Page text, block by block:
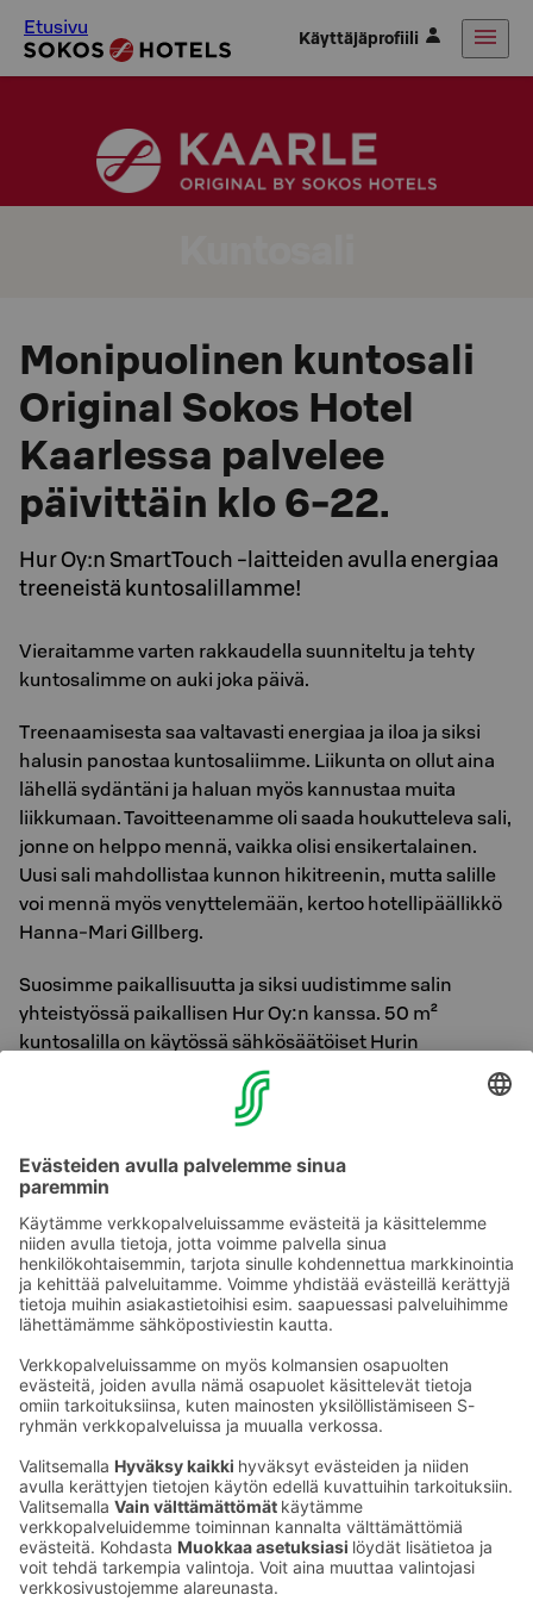
Etusivu Käyttäjäprofiili
Monipuolinen kuntosali
Original Sokos Hotel
Kaarlessa palvelee
päivittäin klo 6-22.
Hur Oy:n SmartTouch -laitteiden avulla energiaa
treeneistä kuntosalillamme!
Vieraitamme varten rakkaudella suunniteltu ja tehty
kuntosalimme on auki joka päivä.
Treenaamisesta saa valtavasti energiaa ja iloa ja siksi
halusin panostaa kuntosaliimme. Liikunta on ollut aina
lähellä sydäntäni ja haluan myös kannustaa muita
liikkumaan. Tavoitteenamme oli saada houkutteleva sali,
jonne on helppo mennä, vaikka olisi ensikertalainen.
Uusi sali mahdollistaa kunnon hikitreenin, mutta salille
voi mennä myös venyttelemään, kertoo hotellipäällikkö
Hanna-Mari Gillberg.
Suosimme paikallisuutta ja siksi uudistimme salin
yhteistyössä paikallisen Hur Oy:n kanssa. 50 m²
kuntosalilla on käytössä sähkösäätöiset Hurin
SmartTouch-laitteet. Laitteet ovat erittäin moderneja ja
helppokäyttöisiä. Jopa 30 minuutissa ehtii saada hyvän
treenin aikaan. Kuntosalilta löytyy myös kahvakuulat,
käsipainoja, kaksi kuntopyörää, juoksumatto ja
crosstrainer.
Treeni-iloa!
Ota yhteyttä
Hotellien yhteystiedot
Asiakaspalvelun yhteystiedot›
Palaute
Anna palautetta
Sokos Hotels uutiskirje
Tilaa uutiskirje
Saat Sokos Hotellien uusimmat
edut ja uutiset sähköpostiisi
kuukausittain.
Palkinnot ja sertifikaatit
Sokos Hotels somessa
Sokos Hotels
Facebookissa
Sokos Hotels
Sokos
Hotels
Sokos
Hotels